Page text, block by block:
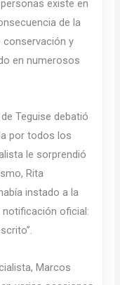
existe en
de la
conservación y
en numerosos
Teguise debatió
por todos los
le sorprendió
Rita
instado a la
notificación oficial:
Marcos